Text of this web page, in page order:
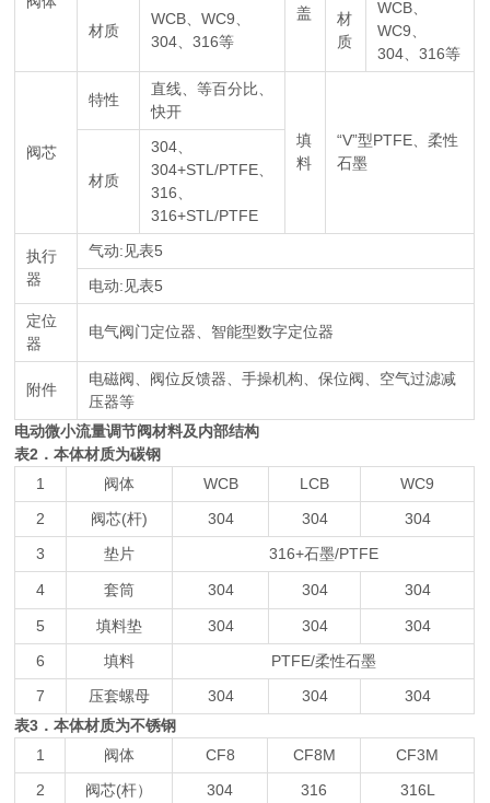
盖
材质
WCB、WC9、
304、316等
材
质
WCB、
WC9、
304、316等
阀芯
特性
直线、等百分比、
快开
填
料
“V”型PTFE、柔性
石墨
材质
304、
304+STL/PTFE、
316、
316+STL/PTFE
执行
器
气动:见表5
电动:见表5
定位
器
电气阀门定位器、智能型数字定位器
附件
电磁阀、阀位反馈器、手操机构、保位阀、空气过滤减
压器等
电动微小流量调节阀材料及内部结构
表2．本体材质为碳钢
1
阀体 WCB LCB
WC9
2
阀芯(杆) 304 304
304
3
垫片 316+石墨/PTFE
4 套筒 304 304 304
5 填料垫 304 304
304
6
填料
PTFE/柔性石墨
7
压套螺母 304 304
304
表3．本体材质为不锈钢
1
阀体 CF8 CF8M
CF3M
2
阀芯(杆） 304 316
316L